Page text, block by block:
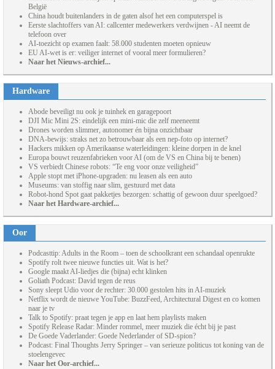
België
China houdt buitenlanders in de gaten alsof het een computerspel is
Eerste slachtoffers van AI: callcenter medewerkers verdwijnen - AI neemt de
telefoon over
AI-toezicht op examen faalt: 58.000 studenten moeten opnieuw
EU AI-wet is er: veiliger internet of vooral meer formulieren?
Naar het Nieuws-archief...
Hardware
Abode beveiligt nu ook je tuinhek en garagepoort
DJI Mic Mini 2S: eindelijk een mini-mic die zelf meeneemt
Drones worden slimmer, autonomer én bijna onzichtbaar
DNA-bewijs: straks net zo betrouwbaar als een nep-foto op internet?
Hackers mikken op Amerikaanse waterleidingen: kleine dorpen in de knel
Europa bouwt reuzenfabrieken voor AI (om de VS en China bij te benen)
VS verbiedt Chinese robots: “Te eng voor onze veiligheid”
Apple stopt met iPhone-upgraden: nu leasen als een auto
Museums: van stoffig naar slim, gestuurd met data
Robot-hond Spot gaat pakketjes bezorgen: schattig of gewoon duur speelgoed?
Naar het Hardware-archief...
Oor
Podcasttip: Adults in the Room – toen de schoolkrant een schandaal openrukte
Spotify rolt twee nieuwe functies uit. Wat is het?
Google maakt AI-liedjes die (bijna) echt klinken
Goliath Podcast: David tegen de reus
Sony sleept Udio voor de rechter: 30.000 gestolen hits in AI-muziek
Netflix wordt de nieuwe YouTube: BuzzFeed, Architectural Digest en co komen
naar je tv
Talk to Spotify: praat tegen je app en laat hem playlists maken
Spotify Release Radar: Minder rommel, meer muziek die écht bij je past
De Goede Vaderlander: Goede Nederlander of SD-spion?
Podcast: Final Thoughts Jerry Springer – van serieuze politicus tot koning van de
stoelengevec
Naar het Oor-archief...